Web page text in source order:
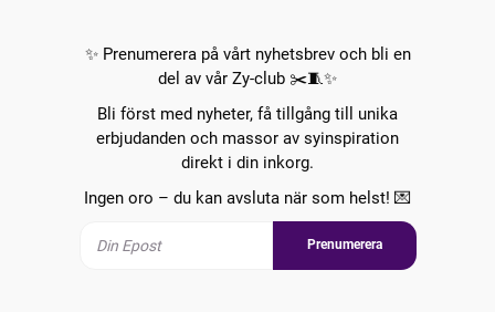
✨ Prenumerera på vårt nyhetsbrev och bli en
del av vår Zy-club ✂️🧵✨
Bli först med nyheter, få tillgång till unika
erbjudanden och massor av syinspiration
direkt i din inkorg.
Ingen oro – du kan avsluta när som helst! 💌
Prenumerera